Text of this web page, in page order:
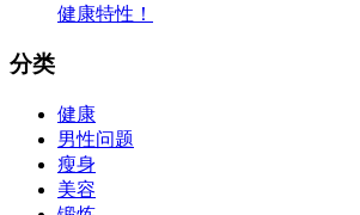
健康特性！
分类
健康
男性问题
瘦身
美容